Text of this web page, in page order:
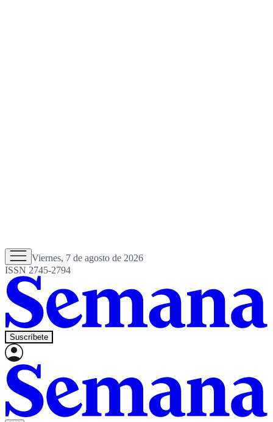
Viernes, 7 de agosto de 2026
ISSN 2745-2794
Suscríbete